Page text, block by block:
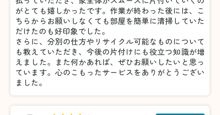
がとても嬉しかったです。作業が終わった後には、こ
ちらからお願いしなくても部屋を簡単に清掃していた
だけたのも好印象でした。
さらに、分別の仕方やリサイクル可能なものについて
も教えていただき、今後の片付けにも役立つ知識が増
えました。また何かあれば、ぜひお願いしたいと思っ
ています。心のこもったサービスをありがとうござい
ました。